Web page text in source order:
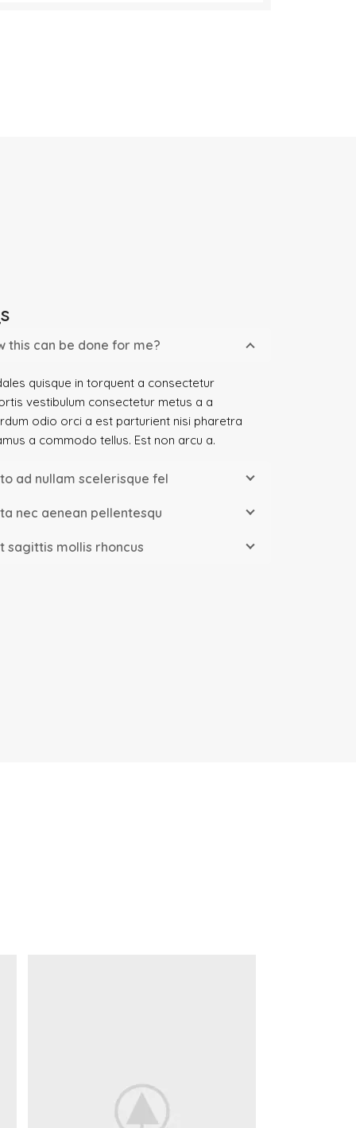
this can be done for me?
quisque in torquent a consectetur
vestibulum consectetur metus a a
odio orci a est parturient nisi pharetra
a commodo tellus. Est non arcu a.
ad nullam scelerisque fel
nec aenean pellentesqu
sagittis mollis rhoncus